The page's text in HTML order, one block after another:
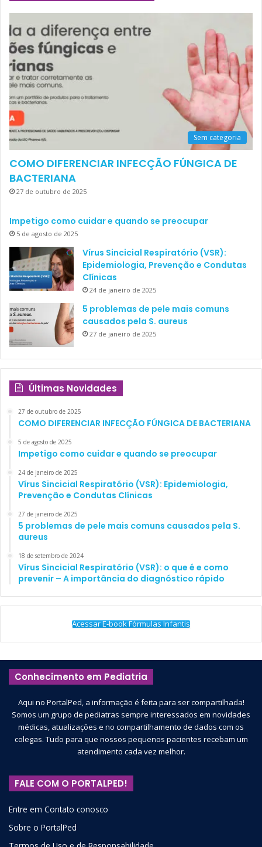
Sem categoria
COMO DIFERENCIAR INFECÇÃO FÚNGICA DE
BACTERIANA
27 de outubro de 2025
Impetigo como cuidar e quando se preocupar
5 de agosto de 2025
Vírus Sincicial Respiratório (VSR):
Epidemiologia, Prevenção e Condutas
Clínicas
24 de janeiro de 2025
5 problemas de pele mais comuns
causados pela S. aureus
27 de janeiro de 2025
Últimas Novidades
27 de outubro de 2025
COMO DIFERENCIAR INFECÇÃO FÚNGICA DE BACTERIANA
5 de agosto de 2025
Impetigo como cuidar e quando se preocupar
24 de janeiro de 2025
Vírus Sincicial Respiratório (VSR): Epidemiologia,
Prevenção e Condutas Clínicas
27 de janeiro de 2025
5 problemas de pele mais comuns causados pela S.
aureus
18 de setembro de 2024
Vírus Sincicial Respiratório (VSR): o que é e como
prevenir – A importância do diagnóstico rápido
Acessar E-book Fórmulas Infantis
Conhecimento em Pediatria
Aqui no PortalPed, a informação é feita para ser compartilhada!
Somos um grupo de pediatras sempre interessados em novidades
médicas, atualizações e no compartilhamento de dados com os
colegas. Tudo para que nossos pequenos pacientes recebam um
atendimento cada vez melhor.
FALE COM O PORTALPED!
Entre em Contato conosco
Sobre o PortalPed